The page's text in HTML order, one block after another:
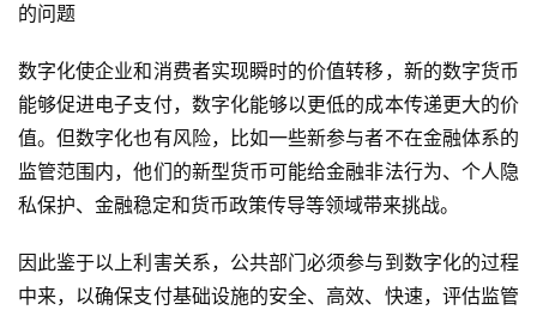
的问题
数字化使企业和消费者实现瞬时的价值转移，新的数字货币
能够促进电子支付，数字化能够以更低的成本传递更大的价
值。但数字化也有风险，比如一些新参与者不在金融体系的
监管范围内，他们的新型货币可能给金融非法行为、个人隐
私保护、金融稳定和货币政策传导等领域带来挑战。
因此鉴于以上利害关系，公共部门必须参与到数字化的过程
中来，以确保支付基础设施的安全、高效、快速，评估监管